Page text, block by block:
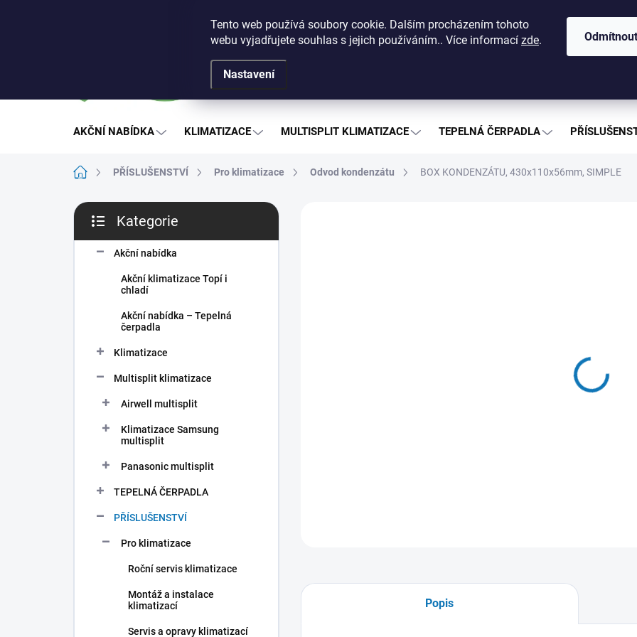
Tento web používá soubory cookie. Dalším procházením tohoto
webu vyjadřujete souhlas s jejich používáním.. Více informací zde.
Nastavení
Odmítnout
Ceníky a
AKČNÍ NABÍDKA KLIMATIZACE MULTISPLIT KLIMATIZACE TEPELNÁ ČERPADLA
Domů PŘÍSLUŠENSTVÍ Pro klimatizace Odvod kondenzátu BOX KONDENZÁTU, 430x110x56mm, SIMPLE
P
s
kategorie
Kategorie
Akční nabídka
Akční klimatizace Topí i
chladí
Akční nabídka – Tepelná
čerpadla
Klimatizace
Multisplit klimatizace
Airwell multisplit
Klimatizace Samsung
multisplit
Panasonic multisplit
TEPELNÁ ČERPADLA
PŘÍSLUŠENSTVÍ
Pro klimatizace
Roční servis klimatizace
Montáž a instalace
klimatizací
Servis a opravy klimatizací
Popis